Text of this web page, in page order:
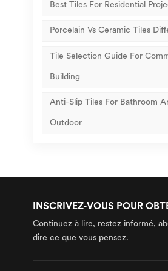
Best Tiles For Residential
Porcelain Vs Ceramic Tiles
Tile Selection Guide For
Building
Anti-Slip Tiles For Bathroom
Outdoor
INSCRIVEZ-VOUS POUR
Continuez à lire, restez informé,
dire ce que vous pensez.